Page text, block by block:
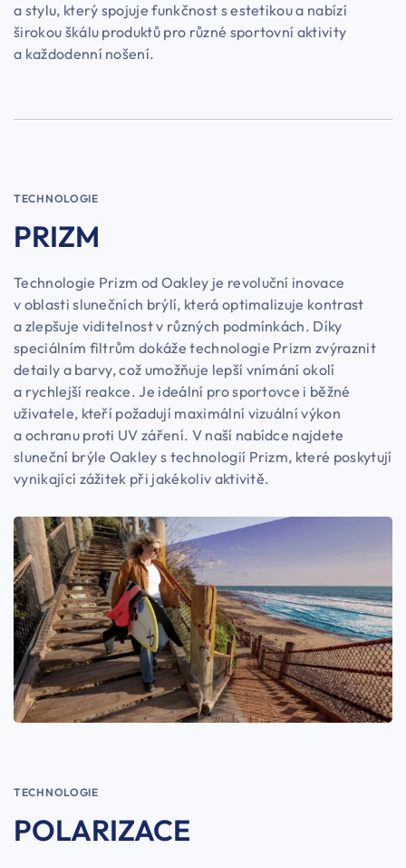
a stylu, který spojuje funkčnost s estetikou a nabízí
širokou škálu produktů pro různé sportovní aktivity
a každodenní nošení.
TECHNOLOGIE
PRIZM
Technologie Prizm od Oakley je revoluční inovace
v oblasti slunečních brýlí, která optimalizuje kontrast
a zlepšuje viditelnost v různých podmínkách. Díky
speciálním filtrům dokáže technologie Prizm zvýraznit
detaily a barvy, což umožňuje lepší vnímání okolí
a rychlejší reakce. Je ideální pro sportovce i běžné
uživatele, kteří požadují maximální vizuální výkon
a ochranu proti UV záření. V naší nabídce najdete
sluneční brýle Oakley s technologií Prizm, které poskytují
vynikající zážitek při jakékoliv aktivitě.
TECHNOLOGIE
POLARIZACE